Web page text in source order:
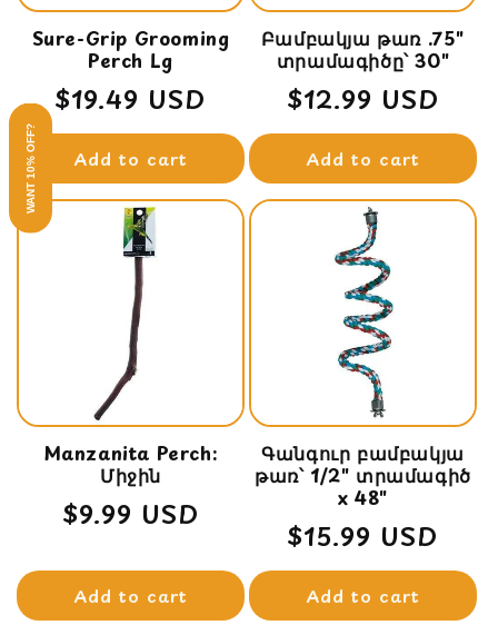
Sure-Grip Grooming
Perch Lg
Regular
price
$19.49 USD
Add to cart
Բամբակյա թառ .75"
տրամագիծը՝ 30"
Regular
price
$12.99 USD
Add to cart
Manzanita Perch:
Միջին
Regular
$9.99 USD
Add to cart
Գանգուր բամբակյա
թառ՝ 1/2" տրամագիծ
x 48"
Regular
price
$15.99 USD
Add to cart
WANT 10% OFF?